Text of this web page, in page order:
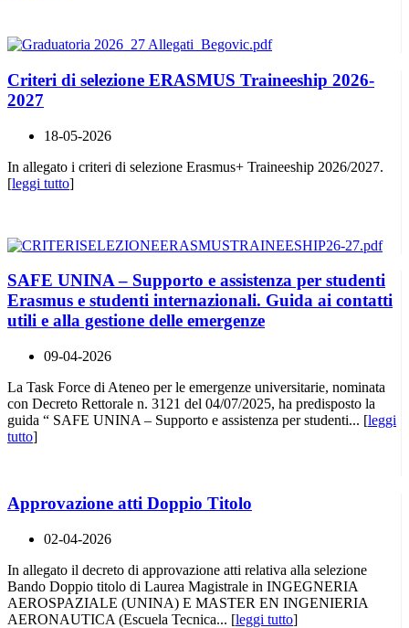
Criteri di selezione ERASMUS Traineeship 2026-
2027
18-05-2026
In allegato i criteri di selezione Erasmus+ Traineeship 2026/2027.
[leggi tutto]
SAFE UNINA – Supporto e assistenza per studenti
Erasmus e studenti internazionali. Guida ai contatti
utili e alla gestione delle emergenze
09-04-2026
La Task Force di Ateneo per le emergenze universitarie, nominata
con Decreto Rettorale n. 3121 del 04/07/2025, ha predisposto la
guida “ SAFE UNINA – Supporto e assistenza per studenti... [leggi
tutto]
Approvazione atti Doppio Titolo
02-04-2026
In allegato il decreto di approvazione atti relativa alla selezione
Bando Doppio titolo di Laurea Magistrale in INGEGNERIA
AEROSPAZIALE (UNINA) E MASTER EN INGENIERIA
AERONAUTICA (Escuela Tecnica... [leggi tutto]